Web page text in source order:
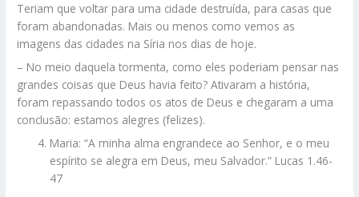
Teriam que voltar para uma cidade destruída, para casas que
foram abandonadas. Mais ou menos como vemos as
imagens das cidades na Síria nos dias de hoje.
– No meio daquela tormenta, como eles poderiam pensar nas
grandes coisas que Deus havia feito? Ativaram a história,
foram repassando todos os atos de Deus e chegaram a uma
conclusão: estamos alegres (felizes).
Maria: “A minha alma engrandece ao Senhor, e o meu
espírito se alegra em Deus, meu Salvador.” Lucas 1.46-
47